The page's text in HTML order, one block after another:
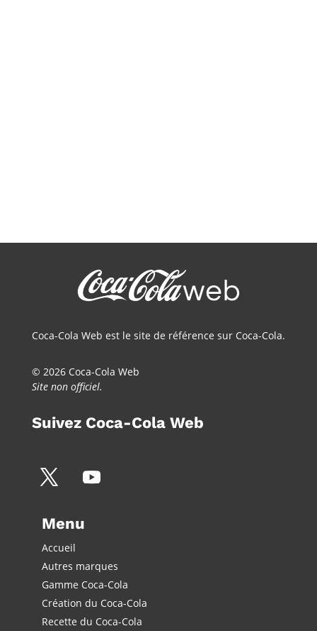
Coca-Cola Web est le site de référence sur Coca-Cola.
© 2026 Coca-Cola Web
Site non officiel.
Suivez Coca-Cola Web
Menu
Accueil
Autres marques
Gamme Coca-Cola
Création du Coca-Cola
Recette du Coca-Cola